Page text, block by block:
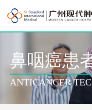
鼻咽癌患
ANTICANCER